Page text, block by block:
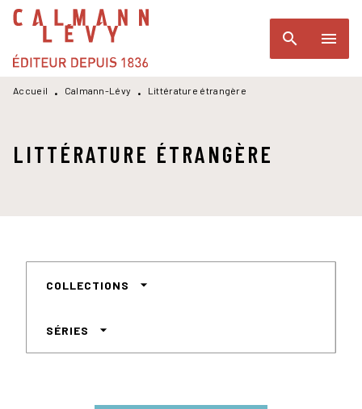
MENU RECHERCHE
PIED DE PAGE
search menu
Accueil • Calmann-Lévy • Littérature étrangère
LITTÉRATURE ÉTRANGÈRE
COLLECTIONS arrow_drop_down
SÉRIES arrow_drop_down